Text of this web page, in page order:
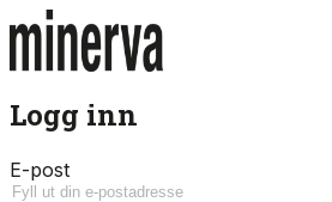
Logg inn
E-post